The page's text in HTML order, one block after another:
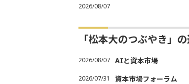
2026/08/07
「松本大のつぶやき」
2026/08/07 AIと資本市場
2026/07/31 資本市場フォーラム